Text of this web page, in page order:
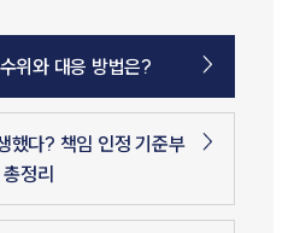
위와 대응 방법은?
했다? 책임 인정 기준부
정리